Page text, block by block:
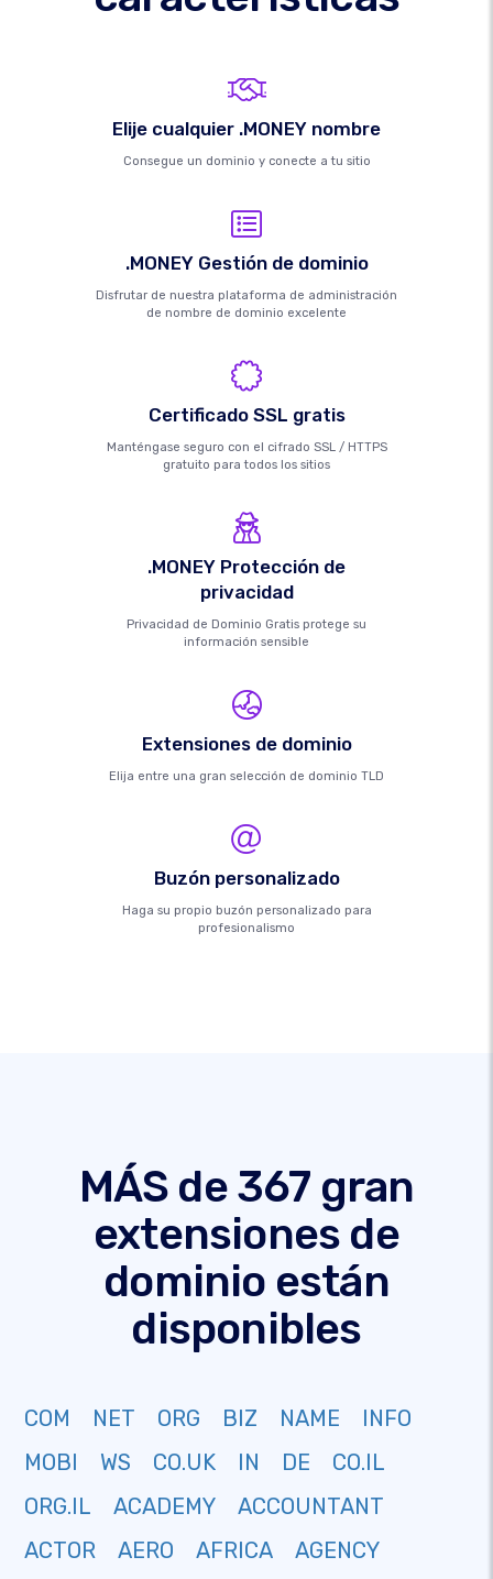
Elije cualquier .MONEY nombre
Consegue un dominio y conecte a tu sitio
.MONEY Gestión de dominio
Disfrutar de nuestra plataforma de administración
de nombre de dominio excelente
Certificado SSL gratis
Manténgase seguro con el cifrado SSL / HTTPS
gratuito para todos los sitios
.MONEY Protección de
privacidad
Privacidad de Dominio Gratis protege su
información sensible
Extensiones de dominio
Elija entre una gran selección de dominio TLD
Buzón personalizado
Haga su propio buzón personalizado para
profesionalismo
MÁS de 367 gran
extensiones de
dominio están
disponibles
COM NET ORG BIZ NAME
INFO
MOBI
WS CO.UK IN DE
CO.IL
ORG.IL
ACADEMY
ACCOUNTANT
ACTOR
AERO AFRICA
AGENCY